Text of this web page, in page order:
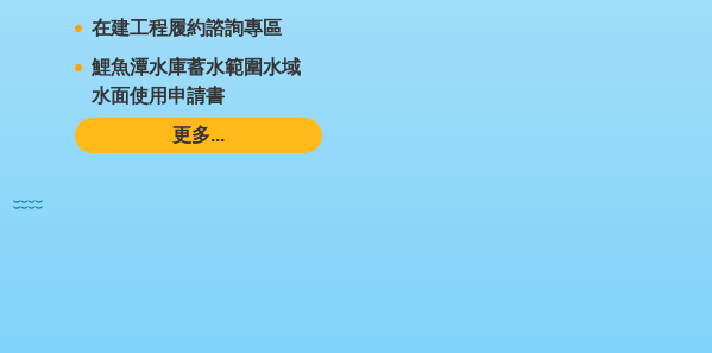
在建工程履約諮詢專區
鯉魚潭水庫蓄水範圍水域
水面使用申請書
更多...